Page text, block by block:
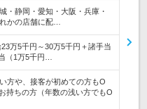
・静岡・愛知・大阪・兵庫・
かの店舗に配…
万5千円～30万5千円＋諸手当
（1万5千円…
方や、接客が初めての方もO
持ちの方（年数の浅い方でもO